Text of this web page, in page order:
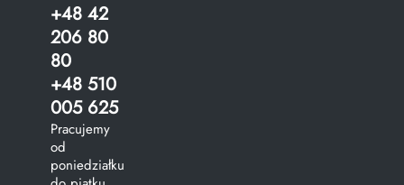
+48 42
206 80
80
+48 510
005 625
Pracujemy
od
poniedziałku